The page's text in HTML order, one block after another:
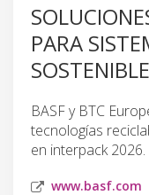
PARA
BASF y BTC
tecnologías
en interpack 2026.
www.basf.com